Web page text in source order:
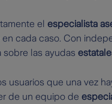
el especialista
en cada caso. Con
sobre las ayudas
usuarios que una vez
de un equipo de